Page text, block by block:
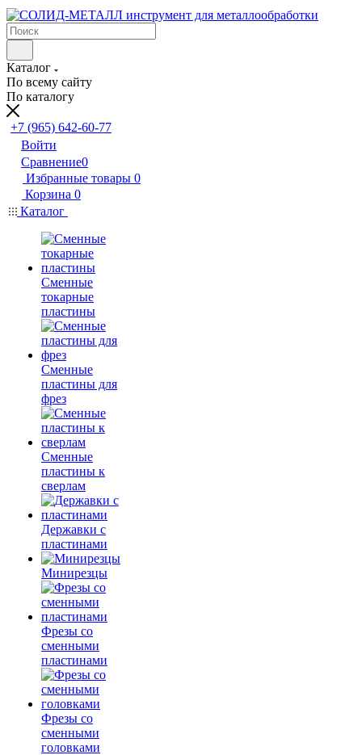
Каталог
По всему сайту
По каталогу
+7 (965) 642-60-77
Войти
Сравнение0
Избранные товары 0
Корзина 0
Каталог
Сменные
токарные
пластины
Сменные
пластины для
фрез
Сменные
пластины к
сверлам
Державки с
пластинами
Минирезцы
Фрезы со
сменными
пластинами
Фрезы со
сменными
головками